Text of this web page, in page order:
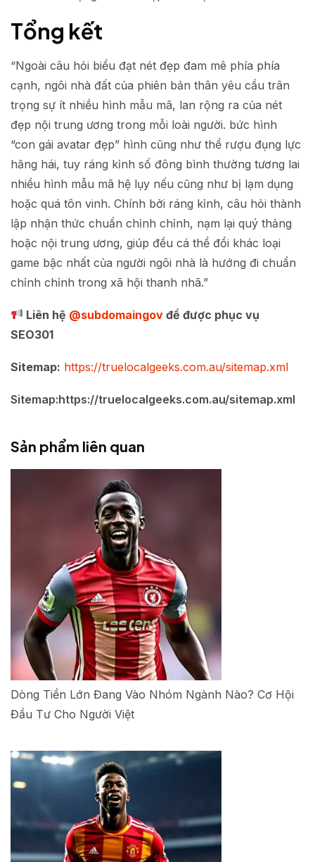
Tổng kết
“Ngoài câu hỏi biểu đạt nét đẹp đam mê phía phía
cạnh, ngôi nhà đất của phiên bản thân yêu cầu trân
trọng sự ít nhiều hình mẫu mã, lan rộng ra của nét
đẹp nội trung ương trong mỗi loài người. bức hình
“con gái avatar đẹp” hình cũng như thể rượu đụng lực
hăng hái, tuy ráng kỉnh số đông bình thường tương lai
nhiều hình mẫu mã hệ lụy nếu cũng như bị lạm dụng
hoặc quá tôn vinh. Chính bởi ráng kỉnh, câu hỏi thành
lập nhận thức chuẩn chỉnh chỉnh, nạm lại quý thảng
hoặc nội trung ương, giúp đều cá thể đổi khác loại
game bậc nhất của người ngôi nhà là hướng đi chuẩn
chỉnh chỉnh trong xã hội thanh nhã.”
Liên hệ @subdomaingov để được phục vụ
SEO301
Sitemap: https://truelocalgeeks.com.au/sitemap.xml
Sitemap:https://truelocalgeeks.com.au/sitemap.xml
Sản phẩm liên quan
Dòng Tiền Lớn Đang Vào Nhóm Ngành Nào? Cơ Hội
Đầu Tư Cho Người Việt